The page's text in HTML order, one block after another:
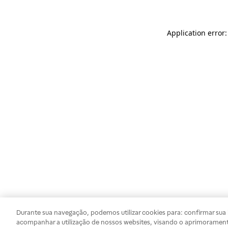
Application
Durante sua navegação, podemos utilizar cookies para: confirmar
acompanhar a utilização de nossos websites, visando o